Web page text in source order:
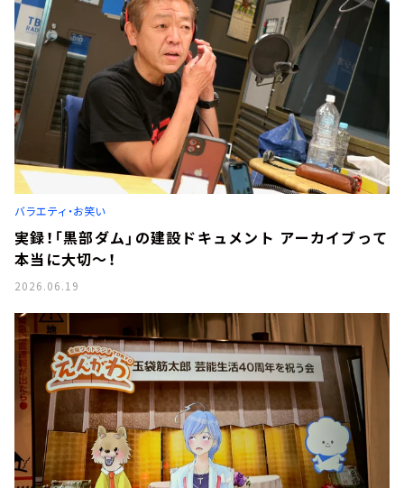
バラエティ・お笑い
実録！「黒部ダム」の建設ドキュメント アーカイブって
本当に大切～！
2026.06.19